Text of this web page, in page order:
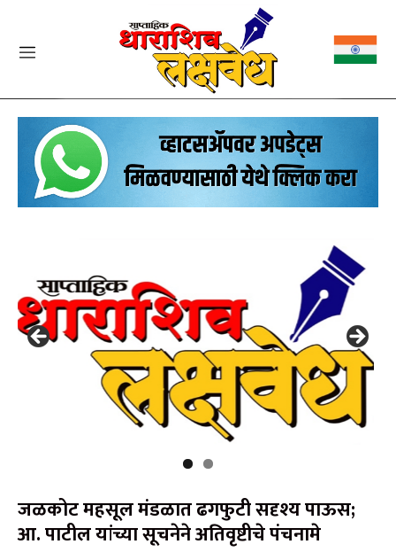
जळकोट महसूल मंडळात ढगफुटी सदृश्य पाऊस;
आ. पाटील यांच्या सूचनेने अतिवृष्टीचे पंचनामे